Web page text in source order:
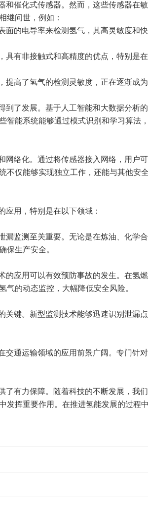
和催化式传感器。然而，这些传感器在
继问世，例如：
的电导率来检测氢气，其高灵敏度和
具有非接触式和高精度的优点，特别是
高了氢气的检测灵敏度，正在逐渐成为
到了发展。基于人工智能和大数据分析
智能系统能够通过模式识别和学习算法
络化。通过将传感器接入网络，用户
不仅能够实现独立工作，还能与其他安
应用，特别是在以下领域：
漏监测至关重要。无论是在炼油、化学
保生产安全。
的应用可以有效预防事故的发生。在氢
气的动态监控，大幅降低安全风险。
键。新型监测技术能够迅速识别泄漏
交通运输领域的应用前景广阔。专门针
了有力保障。随着科技的不断发展，我
发挥重要作用。在推进氢能发展的过程